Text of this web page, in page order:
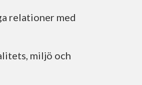
relationer med
miljö och